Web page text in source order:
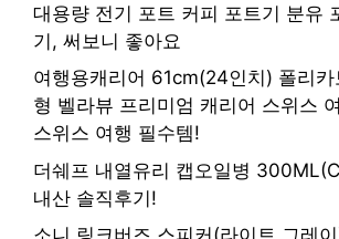
대용량 전기 포트 커피 포트기 분유
기, 써보니 좋아요
여행용캐리어 61cm(24인치) 폴리
형 벨라뷰 프리미엄 캐리어 스위스
스위스 여행 필수템!
더쉐프 내열유리 캡오일병
내산 솔직후기!